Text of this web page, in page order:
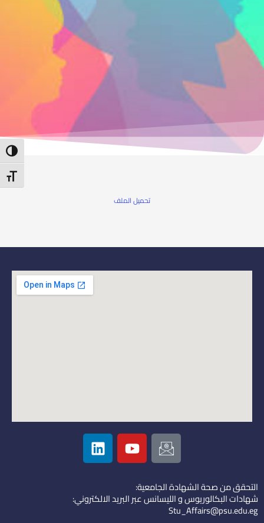
تحميل الملف
I
c
o
n
-
e
Y
o
u
u
b
L
i
n
e
d
التحقق من صحة الشهادة الجامعية:
شهادات البكالوريوس و الليسانس عبر البريد الالكتروني:
Stu_Affairs@psu.edu.eg